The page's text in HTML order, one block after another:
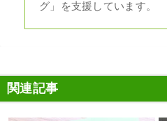
グ」を支援しています。
関連記事